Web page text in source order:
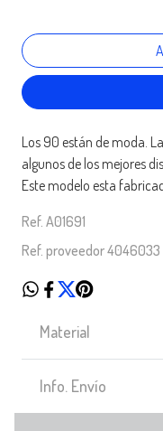
Los 90 están de moda.
algunos de los mejores
Este modelo esta
Ref. A01691
Ref. proveedor 4046033
Material
Info. Envío